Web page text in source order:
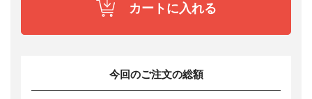
カートに入れる
今回のご注文の総額